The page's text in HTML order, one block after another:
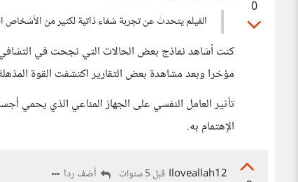
0
الفيلم يتحدث عن تجربة شفاء ذاتية لكثير من الأشخاص
كنت أشاهد نماذج بعض الحالات التي نجحت في التشافي
مؤخرا وبعد مشاهدة بعض التقارير اكتشفت القوة
تأثير العامل النفسي على الجهاز المناعي الذي يحمي
الإهتمام به.
Iloveallah12 قبل 5 سنوات أضف ردا